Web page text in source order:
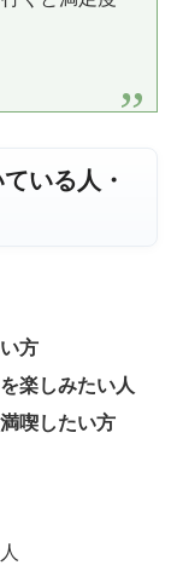
いる人・
方
楽しみたい人
喫したい方